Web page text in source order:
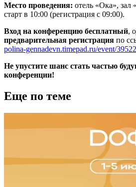
Место проведения: отель «Ока», зал
старт в 10:00 (регистрация с 09:00).
Вход на конференцию бесплатный,
предварительная регистрация по
polina-gennadevn.timepad.ru/event/
Не упустите шанс стать частью
конференции!
Еще по теме